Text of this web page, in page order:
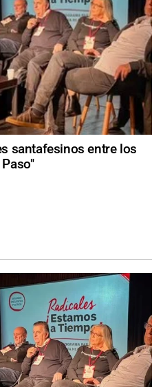
santafesinos entre los